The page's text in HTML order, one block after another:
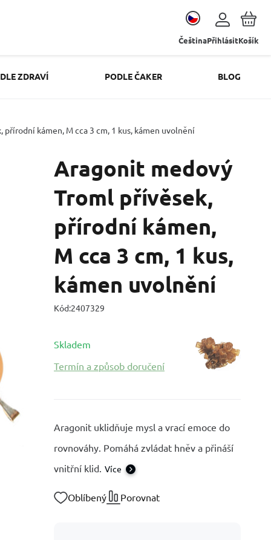
ČeštinaPřihlásitKošík
ZDRAVÍ PODLE ČAKER BLOG
kámen, M cca 3 cm, 1 kus, kámen uvolnění
Aragonit medový
Troml přívěsek,
přírodní kámen,
M cca 3 cm, 1 kus,
kámen uvolnění
Kód:2407329
Skladem
Termín a způsob doručení
Aragonit uklidňuje mysl a vrací emoce do
rovnováhy. Pomáhá zvládat hněv a přináší
vnitřní klid. Více
Oblíbený Porovnat